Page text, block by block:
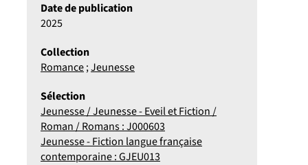
Date de publication
2025
Collection
Romance;Jeunesse
Sélection
Jeunesse / Jeunesse - Eveil et Fiction /
Roman / Romans : J000603
Jeunesse - Fiction langue française
contemporaine : GJEU013